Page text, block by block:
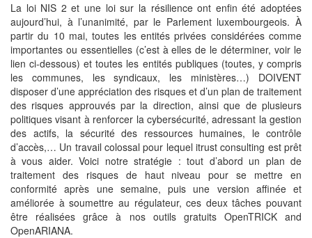
La loi NIS 2 et une loi sur la résilience ont enfin été adoptées
aujourd’hui, à l’unanimité, par le Parlement luxembourgeois. À
partir du 10 mai, toutes les entités privées considérées comme
importantes ou essentielles (c’est à elles de le déterminer, voir le
lien ci-dessous) et toutes les entités publiques (toutes, y compris
les communes, les syndicaux, les ministères…) DOIVENT
disposer d’une appréciation des risques et d’un plan de traitement
des risques approuvés par la direction, ainsi que de plusieurs
politiques visant à renforcer la cybersécurité, adressant la gestion
des actifs, la sécurité des ressources humaines, le contrôle
d’accès,… Un travail colossal pour lequel itrust consulting est prêt
à vous aider. Voici notre stratégie : tout d’abord un plan de
traitement des risques de haut niveau pour se mettre en
conformité après une semaine, puis une version affinée et
améliorée à soumettre au régulateur, ces deux tâches pouvant
être réalisées grâce à nos outils gratuits OpenTRICK and
OpenARIANA.